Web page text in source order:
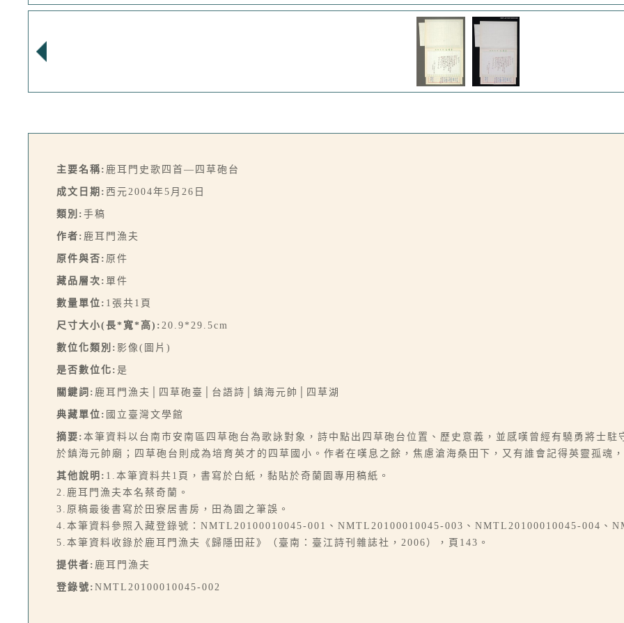
主要名稱: 鹿耳門史歌四首—四草砲台
成文日期: 西元2004年5月26日
類別: 手稿
作者: 鹿耳門漁夫
原件與否: 原件
藏品層次: 單件
數量單位: 1張共1頁
尺寸大小(長*寬*高): 20.9*29.5cm
數位化類別: 影像(圖片)
是否數位化: 是
關鍵詞: 鹿耳門漁夫│四草砲臺│台語詩│鎮海元帥│四草湖
典藏單位: 國立臺灣文學館
摘要: 本筆資料以台南市安南區四草砲台為歌詠對象，詩中點出四草砲台位置、歷史意義，並感嘆曾經有驍勇將士
於鎮海元帥廟；四草砲台則成為培育英才的四草國小。作者在嘆息之餘，焦慮滄海桑田下，又有誰會記得英靈孤魂
其他說明: 1.本筆資料共1頁，書寫於白紙，黏貼於奇蘭園專用稿紙。
2.鹿耳門漁夫本名蔡奇蘭。
3.原稿最後書寫於田寮居書房，田為園之筆誤。
4.本筆資料參照入藏登錄號：NMTL20100010045-001、NMTL20100010045-003、NMTL20100010045-004、
5.本筆資料收錄於鹿耳門漁夫《歸隱田莊》（臺南：臺江詩刊雜誌社，2006），頁143。
提供者: 鹿耳門漁夫
登錄號: NMTL20100010045-002